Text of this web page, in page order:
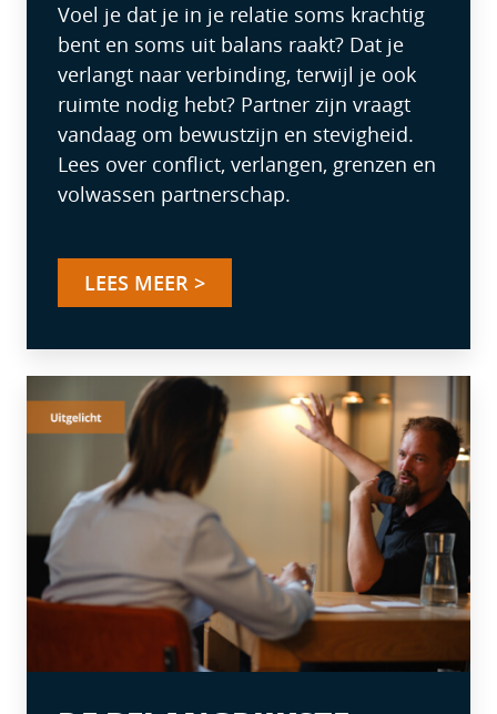
Voel je dat je in je relatie soms krachtig
bent en soms uit balans raakt? Dat je
verlangt naar verbinding, terwijl je ook
ruimte nodig hebt? Partner zijn vraagt
vandaag om bewustzijn en stevigheid.
Lees over conflict, verlangen, grenzen en
volwassen partnerschap.
LEES MEER >